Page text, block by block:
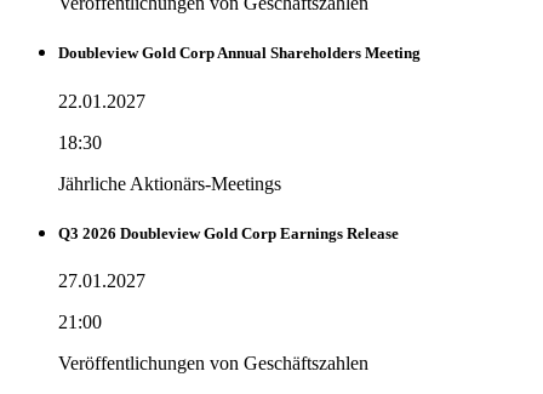
Doubleview Gold Corp Annual Shareholders Meeting
22.01.2027
18:30
Jährliche Aktionärs-Meetings
Q3 2026 Doubleview Gold Corp Earnings Release
27.01.2027
21:00
Veröffentlichungen von Geschäftszahlen